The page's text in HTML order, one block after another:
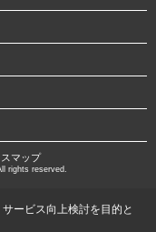
マップ
rights reserved.
ービス向上検討を目的と